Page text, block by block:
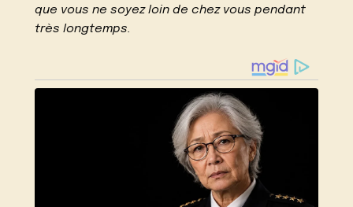
que vous ne soyez loin de chez vous pendant
très longtemps.